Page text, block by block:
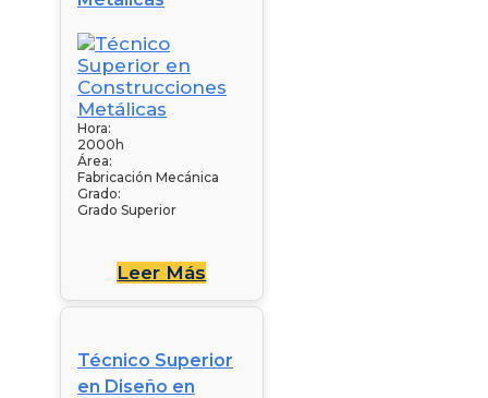
Hora:
2000h
Área:
Fabricación Mecánica
Grado:
Grado Superior
Leer Más
Técnico Superior
en Diseño en